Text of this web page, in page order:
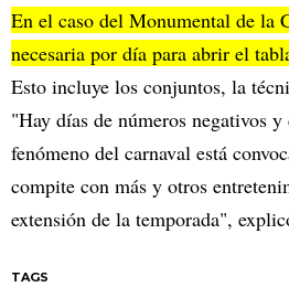
En el caso del Monumental de
necesaria por día para abrir el
Esto incluye los conjuntos, la
"Hay días de números negativos
fenómeno del carnaval está
compite con más y otros
extensión de la temporada",
TAGS